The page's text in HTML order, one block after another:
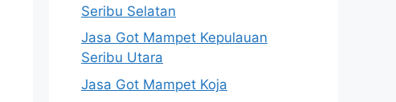
Seribu Selatan
Jasa Got Mampet Kepulauan
Seribu Utara
Jasa Got Mampet Koja